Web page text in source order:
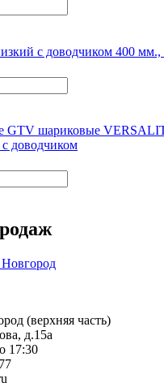
с доводчиком 400
GTV шариковые
доводчиком
(верхняя часть)
д.15а
17:30